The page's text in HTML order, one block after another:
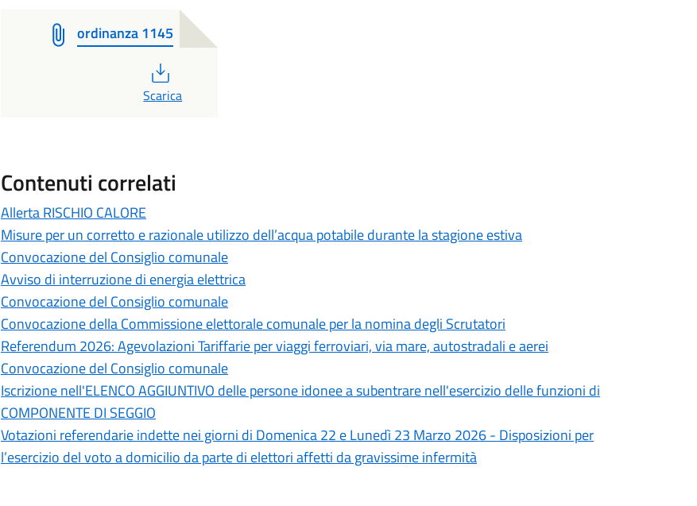
ordinanza 1145
Scarica
Contenuti correlati
Allerta RISCHIO CALORE
Misure per un corretto e razionale utilizzo dell’acqua potabile durante la stagione estiva
Convocazione del Consiglio comunale
Avviso di interruzione di energia elettrica
Convocazione del Consiglio comunale
Convocazione della Commissione elettorale comunale per la nomina degli Scrutatori
Referendum 2026: Agevolazioni Tariffarie per viaggi ferroviari, via mare, autostradali e aerei
Convocazione del Consiglio comunale
Iscrizione nell'ELENCO AGGIUNTIVO delle persone idonee a subentrare nell'esercizio delle funzioni di
COMPONENTE DI SEGGIO
Votazioni referendarie indette nei giorni di Domenica 22 e Lunedì 23 Marzo 2026 - Disposizioni per
l’esercizio del voto a domicilio da parte di elettori affetti da gravissime infermità